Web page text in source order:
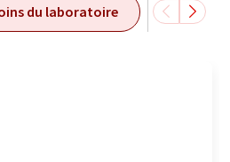
du laboratoire